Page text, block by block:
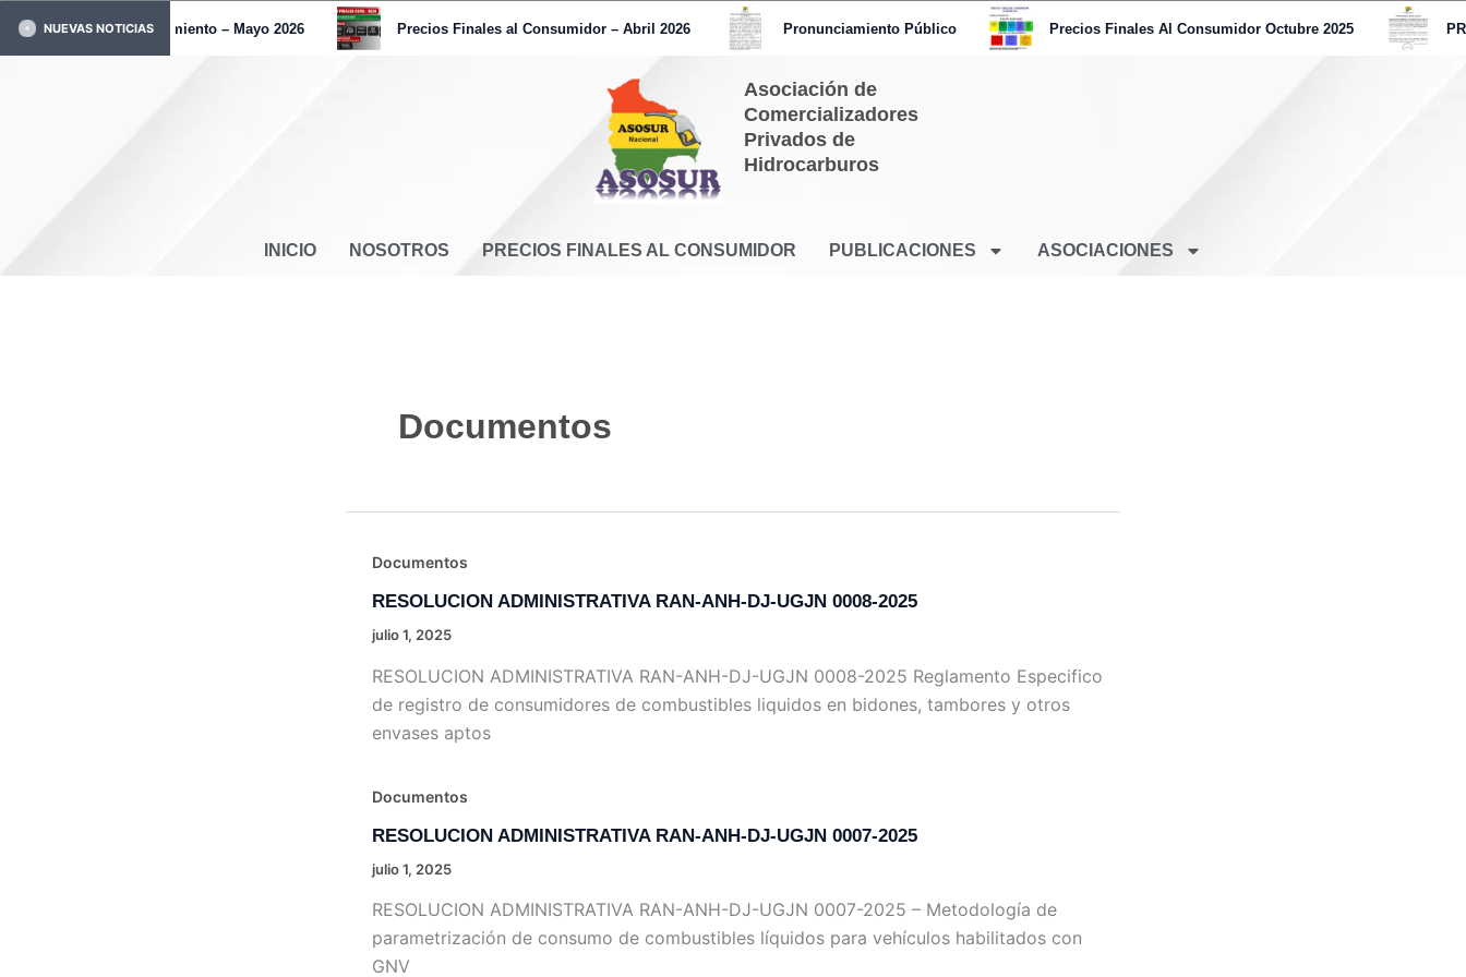
NUEVAS NOTICIAS
Pronunciamiento – Mayo 2026 Precios Finales al Consumidor – Abril 2026 Pronunciamiento Público Precios Finales Al Consumidor Octubre 2025
Asociación de
Comercializadores
Privados de
Hidrocarburos
INICIO NOSOTROS PRECIOS FINALES AL CONSUMIDOR PUBLICACIONES ASOCIACIONES
Documentos
Documentos
RESOLUCION ADMINISTRATIVA RAN-ANH-DJ-UGJN 0008-2025
julio 1, 2025
RESOLUCION ADMINISTRATIVA RAN-ANH-DJ-UGJN 0008-2025 Reglamento Especifico
de registro de consumidores de combustibles liquidos en bidones, tambores y otros
envases aptos
Documentos
RESOLUCION ADMINISTRATIVA RAN-ANH-DJ-UGJN 0007-2025
julio 1, 2025
RESOLUCION ADMINISTRATIVA RAN-ANH-DJ-UGJN 0007-2025 – Metodología de
parametrización de consumo de combustibles líquidos para vehículos habilitados con
GNV